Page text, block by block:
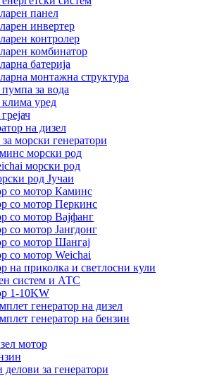
панел
инвертер
контролер
комбинатор
батерија
монтажна структура
за вода
уред
на дизел
морски генератори
морски род
морски род
род Јучаи
со мотор Каминс
со мотор Перкинс
со мотор Вајфанг
со мотор Јангдонг
со мотор Шангај
со мотор Weichai
на приколка и светлосни кули
систем и АТС
1-10KW
генератор на дизел
генератор на бензин
мотор
делови за генератори